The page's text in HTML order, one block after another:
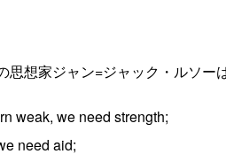
思想家ジャン=ジャック・ルソー
weak, we need strength;
need aid;